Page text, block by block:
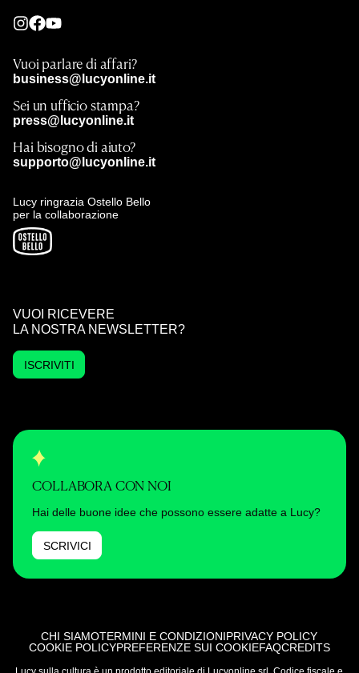
Vuoi parlare di affari?
business@lucyonline.it
Sei un ufficio stampa?
press@lucyonline.it
Hai bisogno di aiuto?
supporto@lucyonline.it
Lucy ringrazia Ostello Bello
per la collaborazione
VUOI RICEVERE
LA NOSTRA NEWSLETTER?
ISCRIVITI
COLLABORA CON NOI
Hai delle buone idee che possono essere adatte a Lucy?
SCRIVICI
CHI SIAMOTERMINI E CONDIZIONIPRIVACY POLICY
COOKIE POLICYPREFERENZE SUI COOKIEFAQCREDITS